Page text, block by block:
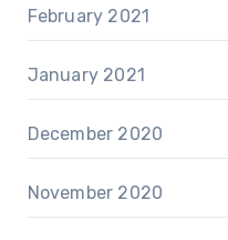
February 2021
January 2021
December 2020
November 2020